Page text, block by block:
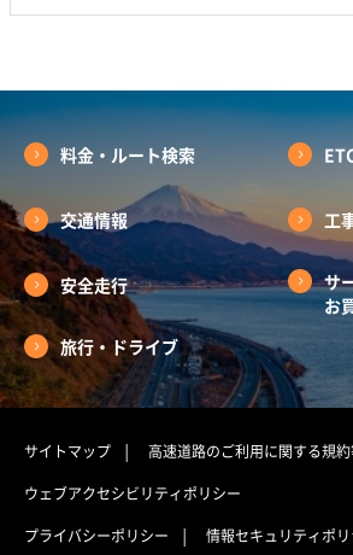
料金・ルート検索
交通情報 工
安全走行
サ
お
旅行・ドライブ
サイトマップ 高速道路のご利用に関する規
ウェブアクセシビリティポリシー
プライバシーポリシー
情報セキュリティポ